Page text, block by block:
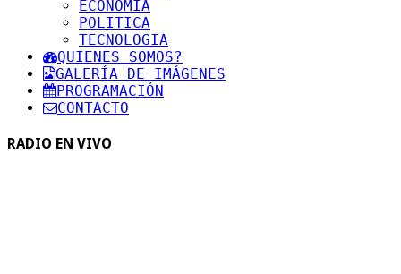
ECONOMIA
POLITICA
TECNOLOGIA
QUIENES SOMOS?
GALERÍA DE IMÁGENES
PROGRAMACIÓN
CONTACTO
RADIO EN VIVO